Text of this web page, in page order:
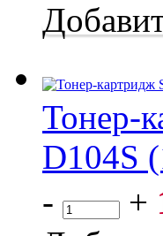
Тонер-
D104S
- +